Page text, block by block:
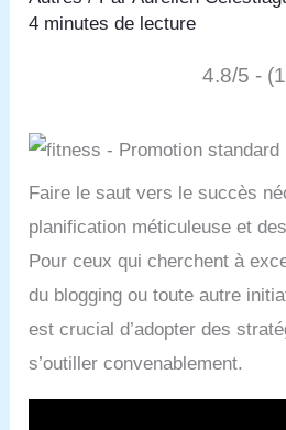
4 minutes de lecture
4.8/5 -
Faire le saut vers le succès
planification méticuleuse et
Pour ceux qui cherchent à
du blogging ou toute autre
est crucial d’adopter des
s’outiller convenablement.